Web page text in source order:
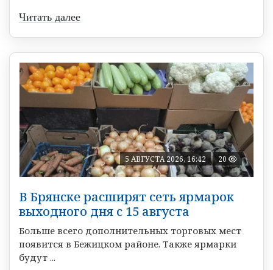
Читать далее
5 АВГУСТА 2026, 16:42 20
В Брянске расширят сеть ярмарок
выходного дня с 15 августа
Больше всего дополнительных торговых мест
появится в Бежицком районе. Также ярмарки
будут ...